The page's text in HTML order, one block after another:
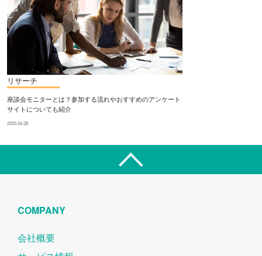
リサーチ
座談会モニターとは？参加する流れやおすすめのアンケート
サイトについても紹介
2025.04.28
COMPANY
会社概要